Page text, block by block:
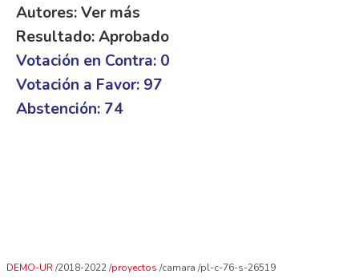
Autores: Ver más
Resultado: Aprobado
Votación en Contra: 0
Votación a Favor: 97
Abstención: 74
DEMO-UR 2018-2022 proyectos camara pl-c-76-s-26519